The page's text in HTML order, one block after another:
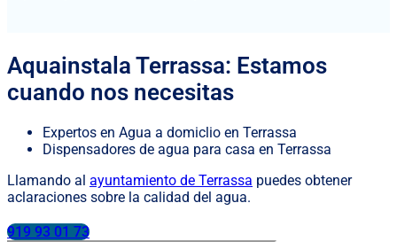
Aquainstala Terrassa: Estamos
cuando nos necesitas
Expertos en Agua a domiclio en Terrassa
Dispensadores de agua para casa en Terrassa
Llamando al ayuntamiento de Terrassa puedes obtener
aclaraciones sobre la calidad del agua.
919 93 01 73